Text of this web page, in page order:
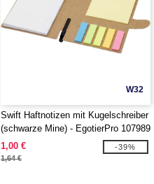
W32
Swift Haftnotizen mit Kugelschreiber
(schwarze Mine) - EgotierPro 107989
1,00 €
1,64 €
-39%